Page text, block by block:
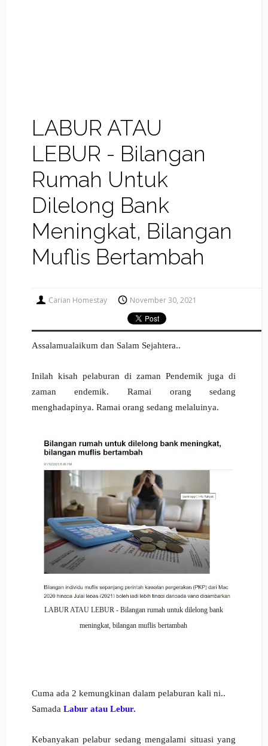
LABUR ATAU
LEBUR - Bilangan
Rumah Untuk
Dilelong Bank
Meningkat, Bilangan
Muflis Bertambah
Carian Homestay November 30, 2021
Assalamualaikum dan Salam Sejahtera..
Inilah kisah pelaburan di zaman Pendemik juga di
zaman endemik. Ramaiorang sedang
menghadapinya. Ramai orang sedang melaluinya.
LABUR ATAU LEBUR - Bilangan rumah untuk dilelong bank
meningkat, bilangan muflis bertambah
Cuma ada 2 kemungkinan dalam pelaburan kali ni..
Samada Labur atau Lebur.
Kebanyakan pelabur sedang mengalami situasi yang